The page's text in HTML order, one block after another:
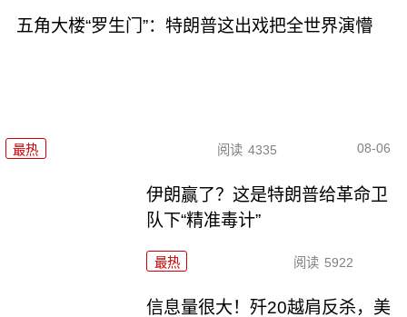
五角大楼“罗生门”：特朗普这出戏把全世界演懵
最热 阅读 4335 08-06
伊朗赢了？这是特朗普给革命卫
队下“精准毒计”
最热 阅读 5922
信息量很大！歼20越肩反杀，美